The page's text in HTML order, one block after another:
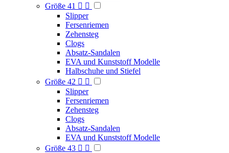
Größe 41  
Slipper
Fersenriemen
Zehensteg
Clogs
Absatz-Sandalen
EVA und Kunststoff Modelle
Halbschuhe und Stiefel
Größe 42  
Slipper
Fersenriemen
Zehensteg
Clogs
Absatz-Sandalen
EVA und Kunststoff Modelle
Größe 43  